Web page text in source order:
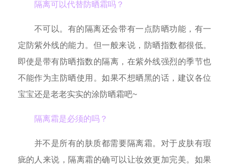
隔离可以代替防晒霜吗？
不可以。有的隔离还会带有一点防晒功能，有一
定防紫外线的能力。但一般来说，防晒指数都很低。
即使是带有防晒指数的隔离，在紫外线强烈的季节也
不能作为主防晒使用。如果不想晒黑的话，建议各位
宝宝还是老老实实的涂防晒霜吧~
隔离霜是必须的吗？
并不是所有的肤质都需要隔离霜。对于皮肤有瑕
疵的人来说，隔离霜的确可以让妆效更加完美。如果